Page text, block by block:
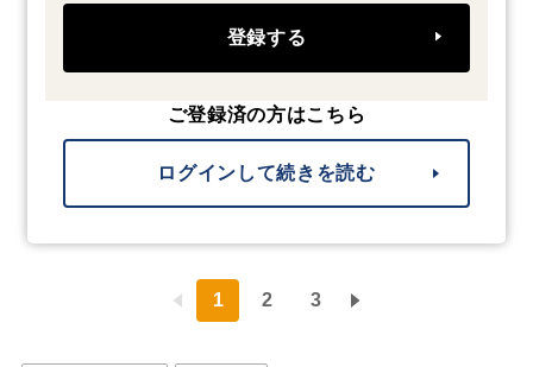
登録する
ご登録済の方はこちら
ログインして続きを読む
1 2 3